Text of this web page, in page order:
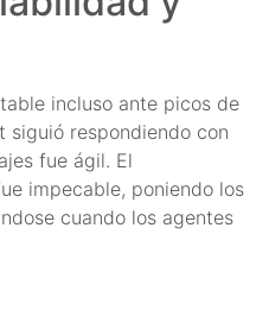
incluso ante picos de
respondiendo con
fue ágil. El
impecable, poniendo los
cuando los agentes